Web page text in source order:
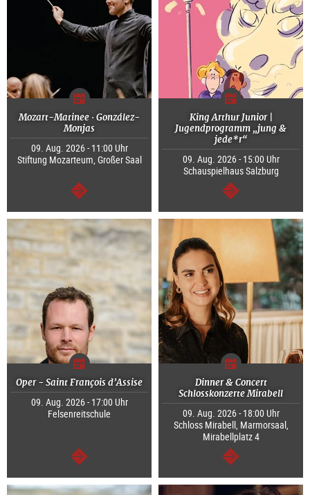
Mozart-Matinee · González-
Monjas
09. Aug. 2026 - 11:00 Uhr
Stiftung Mozarteum, Großer Saal
weiter
King Arthur Junior |
Jugendprogramm „jung &
jede*r“
09. Aug. 2026 - 15:00 Uhr
Schauspielhaus Salzburg
weiter
Oper - Saint François d’Assise
09. Aug. 2026 - 17:00 Uhr
Felsenreitschule
weiter
Dinner & Concert
Schlosskonzerte Mirabell
09. Aug. 2026 - 18:00 Uhr
Schloss Mirabell, Marmorsaal,
Mirabellplatz 4
weiter